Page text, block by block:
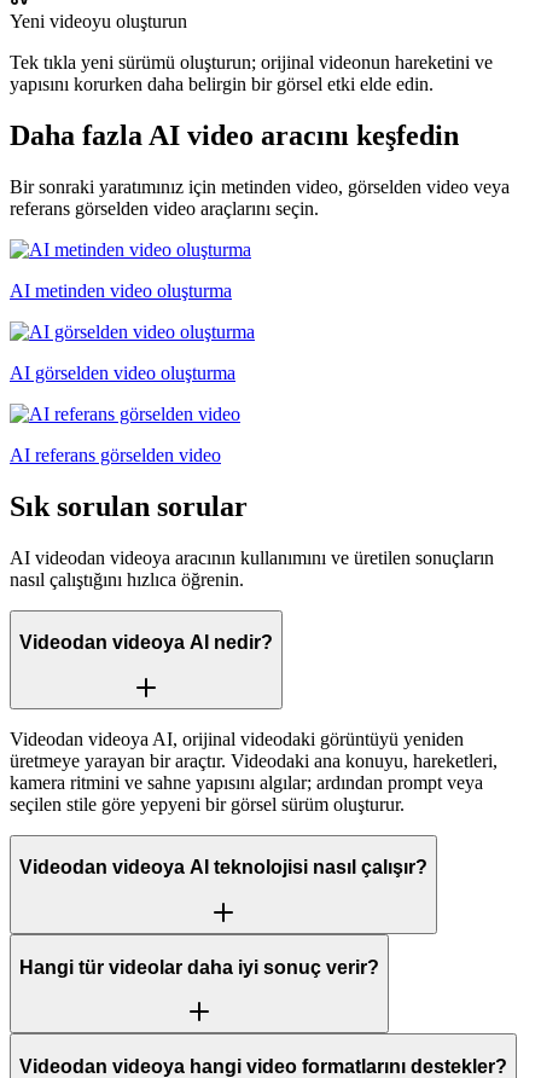
Yeni videoyu oluşturun
Tek tıkla yeni sürümü oluşturun; orijinal videonun hareketini ve
yapısını korurken daha belirgin bir görsel etki elde edin.
Daha fazla AI video aracını keşfedin
Bir sonraki yaratımınız için metinden video, görselden video veya
referans görselden video araçlarını seçin.
AI metinden video oluşturma
AI görselden video oluşturma
AI referans görselden video
Sık sorulan sorular
AI videodan videoya aracının kullanımını ve üretilen sonuçların
nasıl çalıştığını hızlıca öğrenin.
Videodan videoya AI nedir?
Videodan videoya AI, orijinal videodaki görüntüyü yeniden
üretmeye yarayan bir araçtır. Videodaki ana konuyu, hareketleri,
kamera ritmini ve sahne yapısını algılar; ardından prompt veya
seçilen stile göre yepyeni bir görsel sürüm oluşturur.
Videodan videoya AI teknolojisi nasıl çalışır?
Hangi tür videolar daha iyi sonuç verir?
Videodan videoya hangi video formatlarını destekler?